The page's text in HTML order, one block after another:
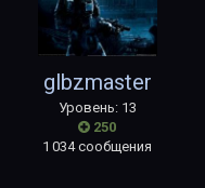
glbzmaster
Уровень: 13
250
1 034 сообщения